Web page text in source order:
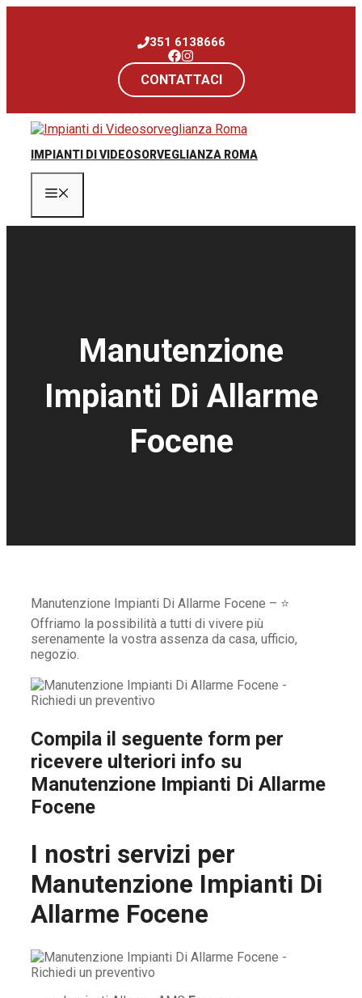
351 6138666
CONTATTACI
IMPIANTI DI VIDEOSORVEGLIANZA ROMA
Manutenzione
Impianti Di Allarme
Focene
Manutenzione Impianti Di Allarme Focene – ⭐
Offriamo la possibilità a tutti di vivere più
serenamente la vostra assenza da casa, ufficio,
negozio.
Compila il seguente form per
ricevere ulteriori info su
Manutenzione Impianti Di Allarme
Focene
I nostri servizi per
Manutenzione Impianti Di
Allarme Focene